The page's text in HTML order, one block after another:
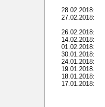
28.02.2018:
27.02.2018:
26.02.2018:
14.02.2018:
01.02.2018:
30.01.2018:
24.01.2018:
19.01.2018:
18.01.2018:
17.01.2018: